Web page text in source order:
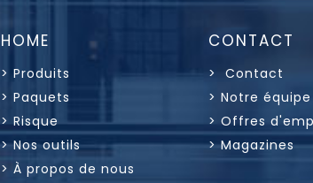
HOME
> Produits
> Paquets
> Risque
> Nos outils
> À propos de nous
CONTACT
> Contact
> Notre équipe
> Offres
> Magazines